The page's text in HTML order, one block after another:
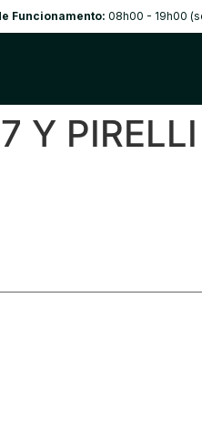
Funcionamento: 08h00 - 19h00
Y PIRELLI